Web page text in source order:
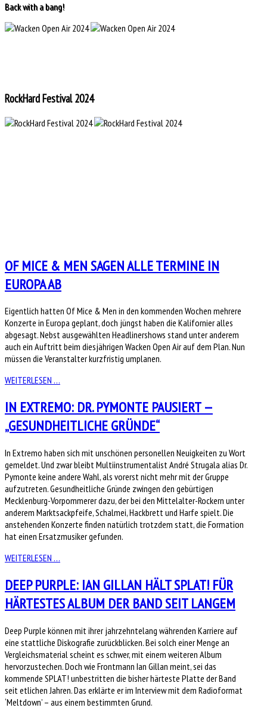
Back with a bang!
RockHard Festival 2024
OF MICE & MEN SAGEN ALLE TERMINE IN
EUROPA AB
Eigentlich hatten Of Mice & Men in den kommenden Wochen mehrere
Konzerte in Europa geplant, doch jüngst haben die Kalifornier alles
abgesagt. Nebst ausgewählten Headlinershows stand unter anderem
auch ein Auftritt beim diesjährigen Wacken Open Air auf dem Plan. Nun
müssen die Veranstalter kurzfristig umplanen.
WEITERLESEN …
IN EXTREMO: DR. PYMONTE PAUSIERT —
„GESUNDHEITLICHE GRÜNDE“
In Extremo haben sich mit unschönen personellen Neuigkeiten zu Wort
gemeldet. Und zwar bleibt Multiinstrumentalist André Strugala alias Dr.
Pymonte keine andere Wahl, als vorerst nicht mehr mit der Gruppe
aufzutreten. Gesundheitliche Gründe zwingen den gebürtigen
Mecklenburg-Vorpommerer dazu, der bei den Mittelalter-Rockern unter
anderem Marktsackpfeife, Schalmei, Hackbrett und Harfe spielt. Die
anstehenden Konzerte finden natürlich trotzdem statt, die Formation
hat einen Ersatzmusiker gefunden.
WEITERLESEN …
DEEP PURPLE: IAN GILLAN HÄLT SPLAT! FÜR
HÄRTESTES ALBUM DER BAND SEIT LANGEM
Deep Purple können mit ihrer jahrzehntelang währenden Karriere auf
eine stattliche Diskografie zurückblicken. Bei solch einer Menge an
Vergleichsmaterial scheint es schwer, mit einem weiteren Album
hervorzustechen. Doch wie Frontmann Ian Gillan meint, sei das
kommende SPLAT! unbestritten die bisher härteste Platte der Band
seit etlichen Jahren. Das erklärte er im Interview mit dem Radioformat
‘Meltdown’ – aus einem bestimmten Grund.